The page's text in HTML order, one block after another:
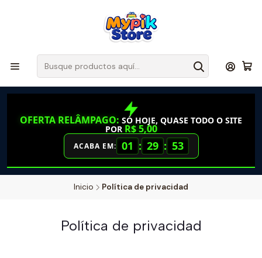
OFERTA RELÂMPAGO: SÓ HOJE, QUASE TODO O SITE
POR R$ 5,00
ACABA EM: 01 : 29 : 52
Inicio Política de privacidad
Política de privacidad